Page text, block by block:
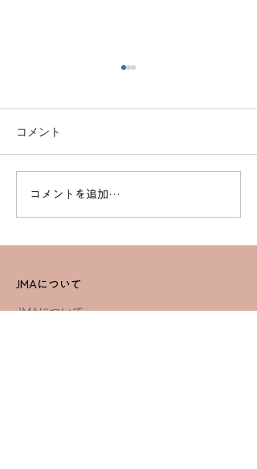
高度なスキルを習得！一
等基本講習でプロフェッ
コメント
コメントを追加…
JMAについて
JMAについて